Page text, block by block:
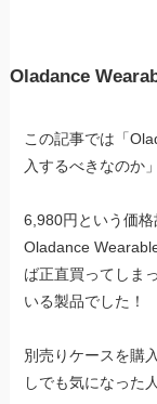
Oladance
この記事では「
入するべきなのか
6,980円という価格
Oladance
ば正直買ってしま
いる製品でした！
別売りケースを購
しでも気になった